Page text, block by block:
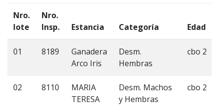
Nro.
lote
Nro.
Insp.
Estancia Categoría Edad
01 8189
Ganadera
Arco Iris
Desm.
Hembras
cbo 2
02 8110
MARIA
TERESA
Desm. Machos
y Hembras
cbo 2